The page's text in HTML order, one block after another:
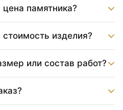
памятника?
стоимость изделия?
или состав работ?